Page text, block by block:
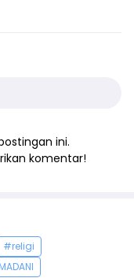
ini.
komentar!
#religi